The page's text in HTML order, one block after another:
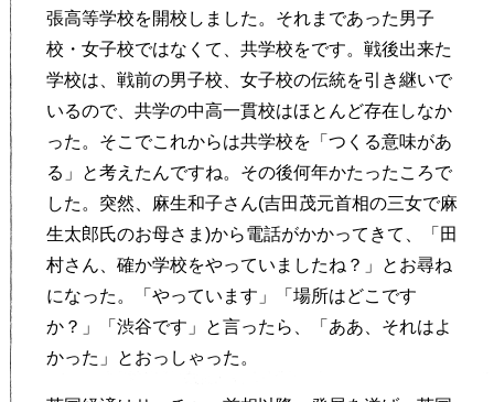
張高等学校を開校しました。それまであった男子
校・女子校ではなくて、共学校をです。戦後出来た
学校は、戦前の男子校、女子校の伝統を引き継いで
いるので、共学の中高一貫校はほとんど存在しなか
った。そこでこれからは共学校を「つくる意味があ
る」と考えたんですね。その後何年かたったころで
した。突然、麻生和子さん(吉田茂元首相の三女で麻
生太郎氏のお母さま)から電話がかかってきて、「田
村さん、確か学校をやっていましたね？」とお尋ね
になった。「やっています」「場所はどこです
か？」「渋谷です」と言ったら、「ああ、それはよ
かった」とおっしゃった。